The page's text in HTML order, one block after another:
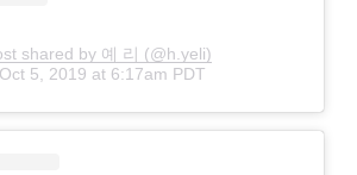
shared by 예 리 (@h.yeli)
Oct 5, 2019 at 6:17am PDT